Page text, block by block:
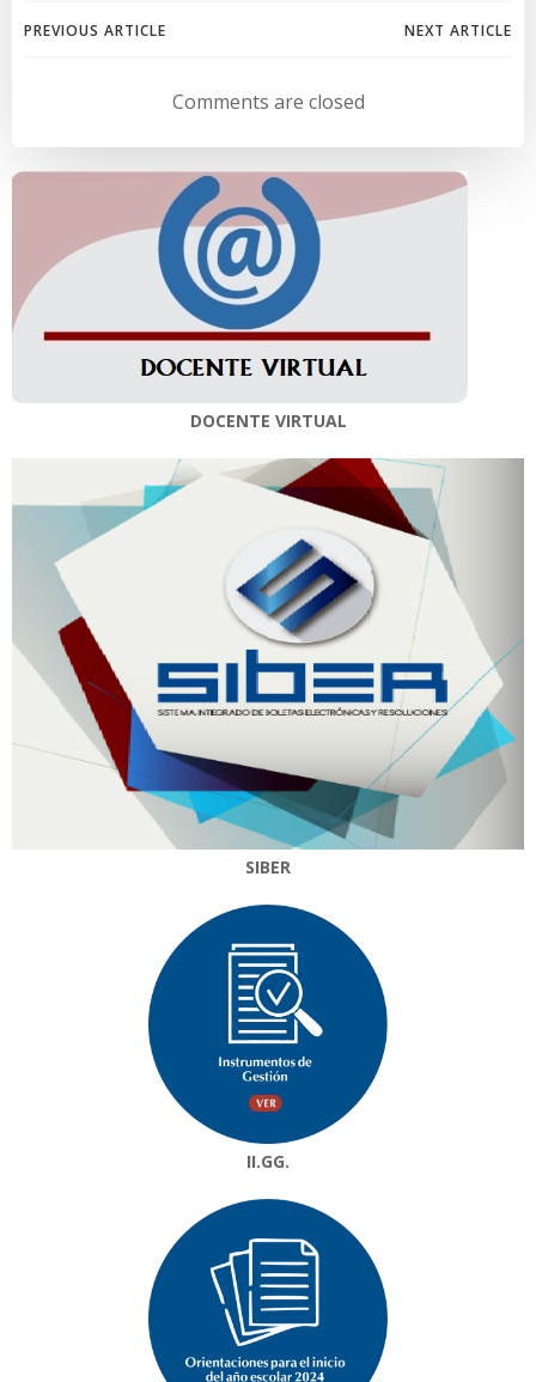
Navegación
entradas
PREVIOUS ARTICLE
Navegación
de
entradas
NEXT ARTICLE
Comments are closed
DOCENTE VIRTUAL
SIBER
II.GG.